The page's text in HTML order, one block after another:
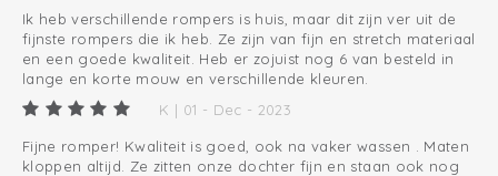
Ik heb verschillende rompers is huis, maar dit zijn ver uit de
fijnste rompers die ik heb. Ze zijn van fijn en stretch materiaal
en een goede kwaliteit. Heb er zojuist nog 6 van besteld in
lange en korte mouw en verschillende kleuren.
K | 01 - Dec - 2023
Fijne romper! Kwaliteit is goed, ook na vaker wassen . Maten
kloppen altijd. Ze zitten onze dochter fijn en staan ook nog